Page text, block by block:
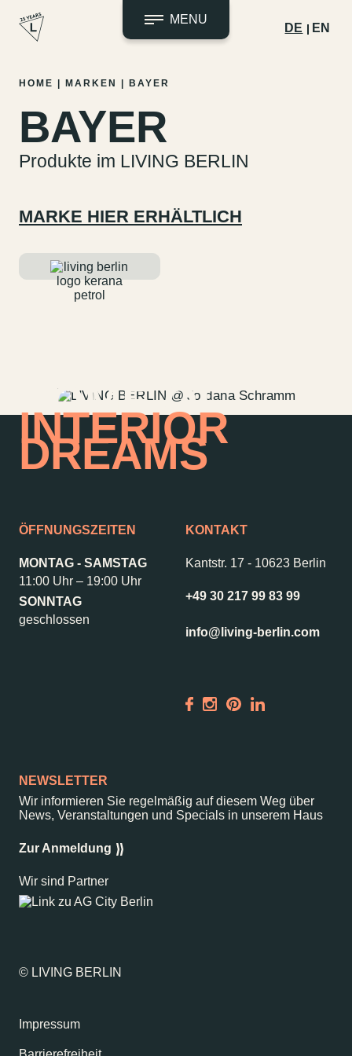
Zum
springen
MENU
DE EN
Kontakt
ALICE Rooftop &
Garden
–
HOME MARKEN BAYER
BAYER
Produkte im LIVING BERLIN
MARKE HIER ERHÄLTLICH
HOME OF
INTERIOR
DREAMS
ÖFFNUNGSZEITEN
MONTAG - SAMSTAG
11:00 Uhr – 19:00 Uhr
SONNTAG
geschlossen
KONTAKT
Kantstr. 17 - 10623 Berlin
+49 30 217 99 83 99
info@living-berlin.com
NEWSLETTER
Wir informieren Sie regelmäßig auf diesem Weg über
News, Veranstaltungen und Specials in unserem Haus
Zur Anmeldung
Wir sind Partner
© LIVING BERLIN
Impressum